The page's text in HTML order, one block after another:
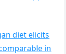
diet elicits
in